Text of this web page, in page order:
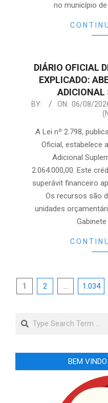
no município
DIÁRIO OFICIAL
EXPLICADO:
ADICIONAL
2026-
06
BY: ON: 06/08/
A Lei nº 2.798,
Oficial, estabelece
Adicional
2.064.000,00. Este
superávit financeiro
Os recursos são
unidades
Paginação
posts
1 2 1.034
Search
BEM